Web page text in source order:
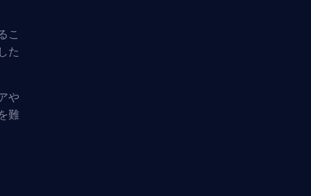
こ
た
や
難